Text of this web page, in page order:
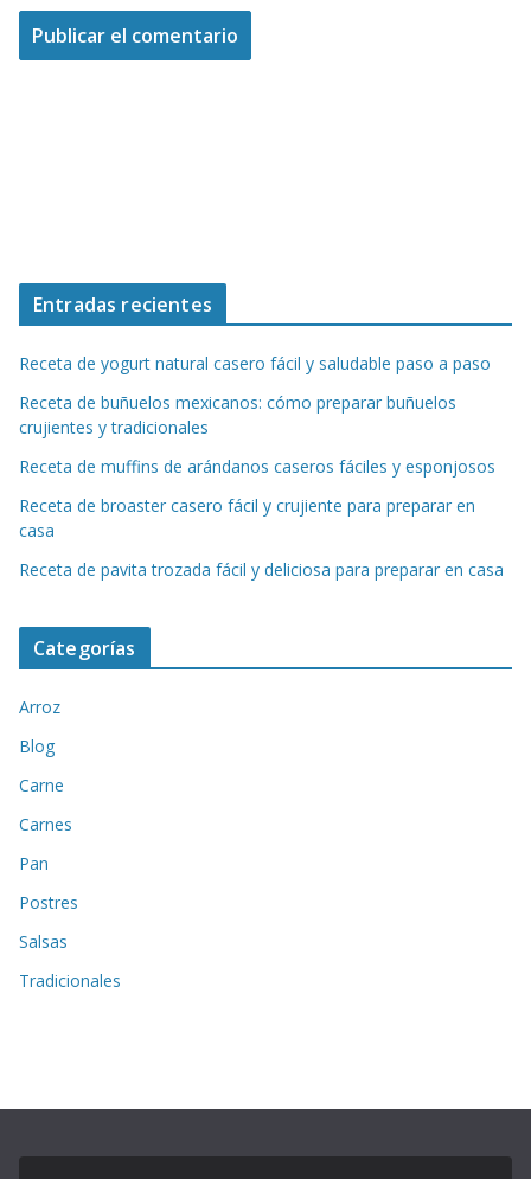
Entradas recientes
Receta de yogurt natural casero fácil y saludable paso a paso
Receta de buñuelos mexicanos: cómo preparar buñuelos
crujientes y tradicionales
Receta de muffins de arándanos caseros fáciles y esponjosos
Receta de broaster casero fácil y crujiente para preparar en
casa
Receta de pavita trozada fácil y deliciosa para preparar en casa
Categorías
Arroz
Blog
Carne
Carnes
Pan
Postres
Salsas
Tradicionales